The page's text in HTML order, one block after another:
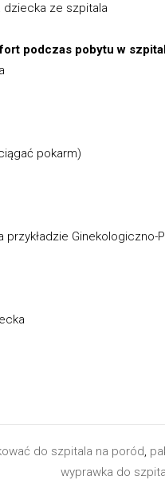
dziecka ze szpitala
podczas pobytu w
pokarm)
przykładzie Ginekologiczno-
do szpitala na poród,
wyprawka do